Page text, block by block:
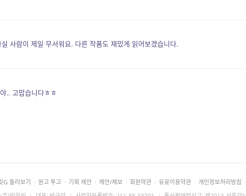
사람이 제일 무서워요. 다른 작품도 재밌게 읽어보겠습니다.
.. 고맙습니다ㅎㅎ
G 둘러보기 · 원고 투고 · 기획 제안 · 제안/제보 · 회원약관 · 유료이용약관 · 개인정보처리방침 ·